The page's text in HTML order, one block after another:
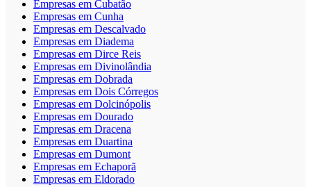
Empresas em Cubatão
Empresas em Cunha
Empresas em Descalvado
Empresas em Diadema
Empresas em Dirce Reis
Empresas em Divinolândia
Empresas em Dobrada
Empresas em Dois Córregos
Empresas em Dolcinópolis
Empresas em Dourado
Empresas em Dracena
Empresas em Duartina
Empresas em Dumont
Empresas em Echaporã
Empresas em Eldorado